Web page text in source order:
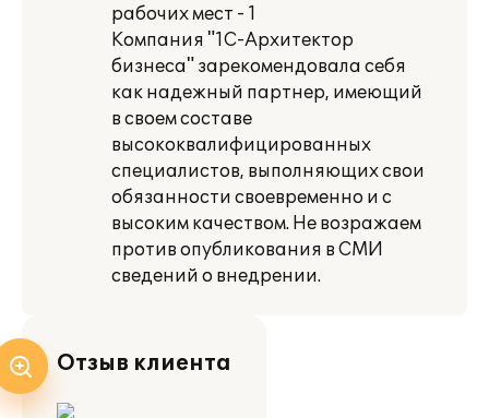
рабочих мест - 1
Компания "1С-Архитектор
бизнеса" зарекомендовала себя
как надежный партнер, имеющий
в своем составе
высококвалифицированных
специалистов, выполняющих свои
обязанности своевременно и с
высоким качеством. Не возражаем
против опубликования в СМИ
сведений о внедрении.
Отзыв клиента